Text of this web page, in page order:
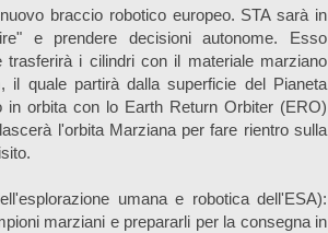
braccio robotico europeo. STA sarà in
e prendere decisioni autonome. Esso
trasferirà i cilindri con il materiale marziano
il quale partirà dalla superficie del Pianeta
in orbita con lo Earth Return Orbiter (ERO)
l'orbita Marziana per fare rientro sulla
umana e robotica dell'ESA):
marziani e prepararli per la consegna in